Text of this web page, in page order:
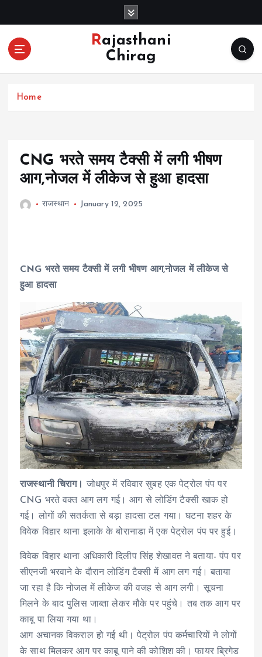
o
Rajasthani
Chirag
Home
CNG भरते समय टैक्सी में लगी भीषण
आग,नोजल में लीकेज से हुआ हादसा
राजस्थान January 12, 2025
CNG भरते समय टैक्सी में लगी भीषण आग,नोजल में लीकेज से
हुआ हादसा
राजस्थानी चिराग।
जोधपुर में रविवार सुबह एक पेट्रोल पंप पर
CNG भरते वक्त आग लग गई। आग से लोडिंग टैक्सी खाक हो
गई। लोगों की सतर्कता से बड़ा हादसा टल गया। घटना शहर के
विवेक विहार थाना इलाके के बोरानाडा में एक पेट्रोल पंप पर हुई।
विवेक विहार थाना अधिकारी दिलीप सिंह शेखावत ने बताया- पंप पर
सीएनजी भरवाने के दौरान लोडिंग टैक्सी में आग लग गई। बताया
जा रहा है कि नोजल में लीकेज की वजह से आग लगी। सूचना
मिलने के बाद पुलिस जाब्ता लेकर मौके पर पहुंचे। तब तक आग पर
काबू पा लिया गया था।
आग अचानक विकराल हो गई थी। पेट्रोल पंप कर्मचारियों ने लोगों
के साथ मिलकर आग पर काबू पाने की कोशिश की। फायर ब्रिगेड